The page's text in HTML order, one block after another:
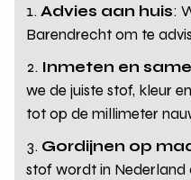
Advies aan huis:
Barendrecht om te
Inmeten en
we de juiste stof, kleur
tot op de millimeter
Gordijnen op
stof wordt in